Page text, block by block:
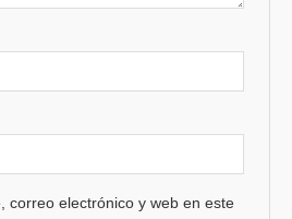
correo electrónico y web en este